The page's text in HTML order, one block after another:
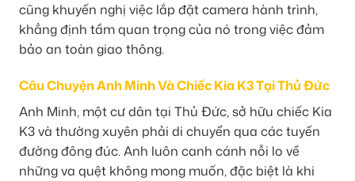
cũng khuyến nghị việc lắp đặt camera hành trình,
khẳng định tầm quan trọng của nó trong việc đảm
bảo an toàn giao thông.
Câu Chuyện Anh Minh Và Chiếc Kia K3 Tại Thủ Đức
Anh Minh, một cư dân tại Thủ Đức, sở hữu chiếc Kia
K3 và thường xuyên phải di chuyển qua các tuyến
đường đông đúc. Anh luôn canh cánh nỗi lo về
những va quệt không mong muốn, đặc biệt là khi